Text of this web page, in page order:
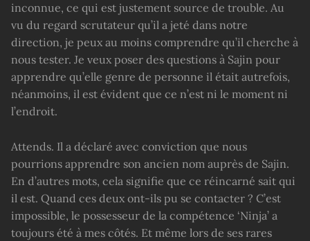
inconnue, ce qui est justement source de trouble. Au
vu du regard scrutateur qu’il a jeté dans notre
direction, je peux au moins comprendre qu’il cherche à
nous tester. Je veux poser des questions à Sajin pour
apprendre qu’elle genre de personne il était autrefois,
néanmoins, il est évident que ce n’est ni le moment ni
l’endroit.
Attends. Il a déclaré avec conviction que nous
pourrions apprendre son ancien nom auprès de Sajin.
En d’autres mots, cela signifie que ce réincarné sait qui
il est. Quand ces deux ont-ils pu se contacter ? C’est
impossible, le possesseur de la compétence ‘Ninja’ a
toujours été à mes côtés. Et même lors de ses rares